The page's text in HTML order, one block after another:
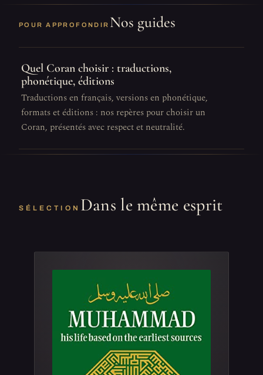
POUR APPROFONDIR Nos guides
Quel Coran choisir : traductions,
phonétique, éditions
Traductions en français, versions en phonétique,
formats et éditions : nos repères pour choisir un
Coran, présentés avec respect et neutralité.
SÉLECTION Dans le même esprit